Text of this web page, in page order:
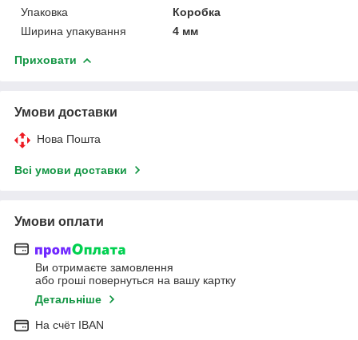
Упаковка
Коробка
Ширина упакування
4 мм
Приховати
Умови доставки
Нова Пошта
Всі умови доставки
Умови оплати
Ви отримаєте замовлення
або гроші повернуться на вашу картку
Детальніше
На cчёт IBAN